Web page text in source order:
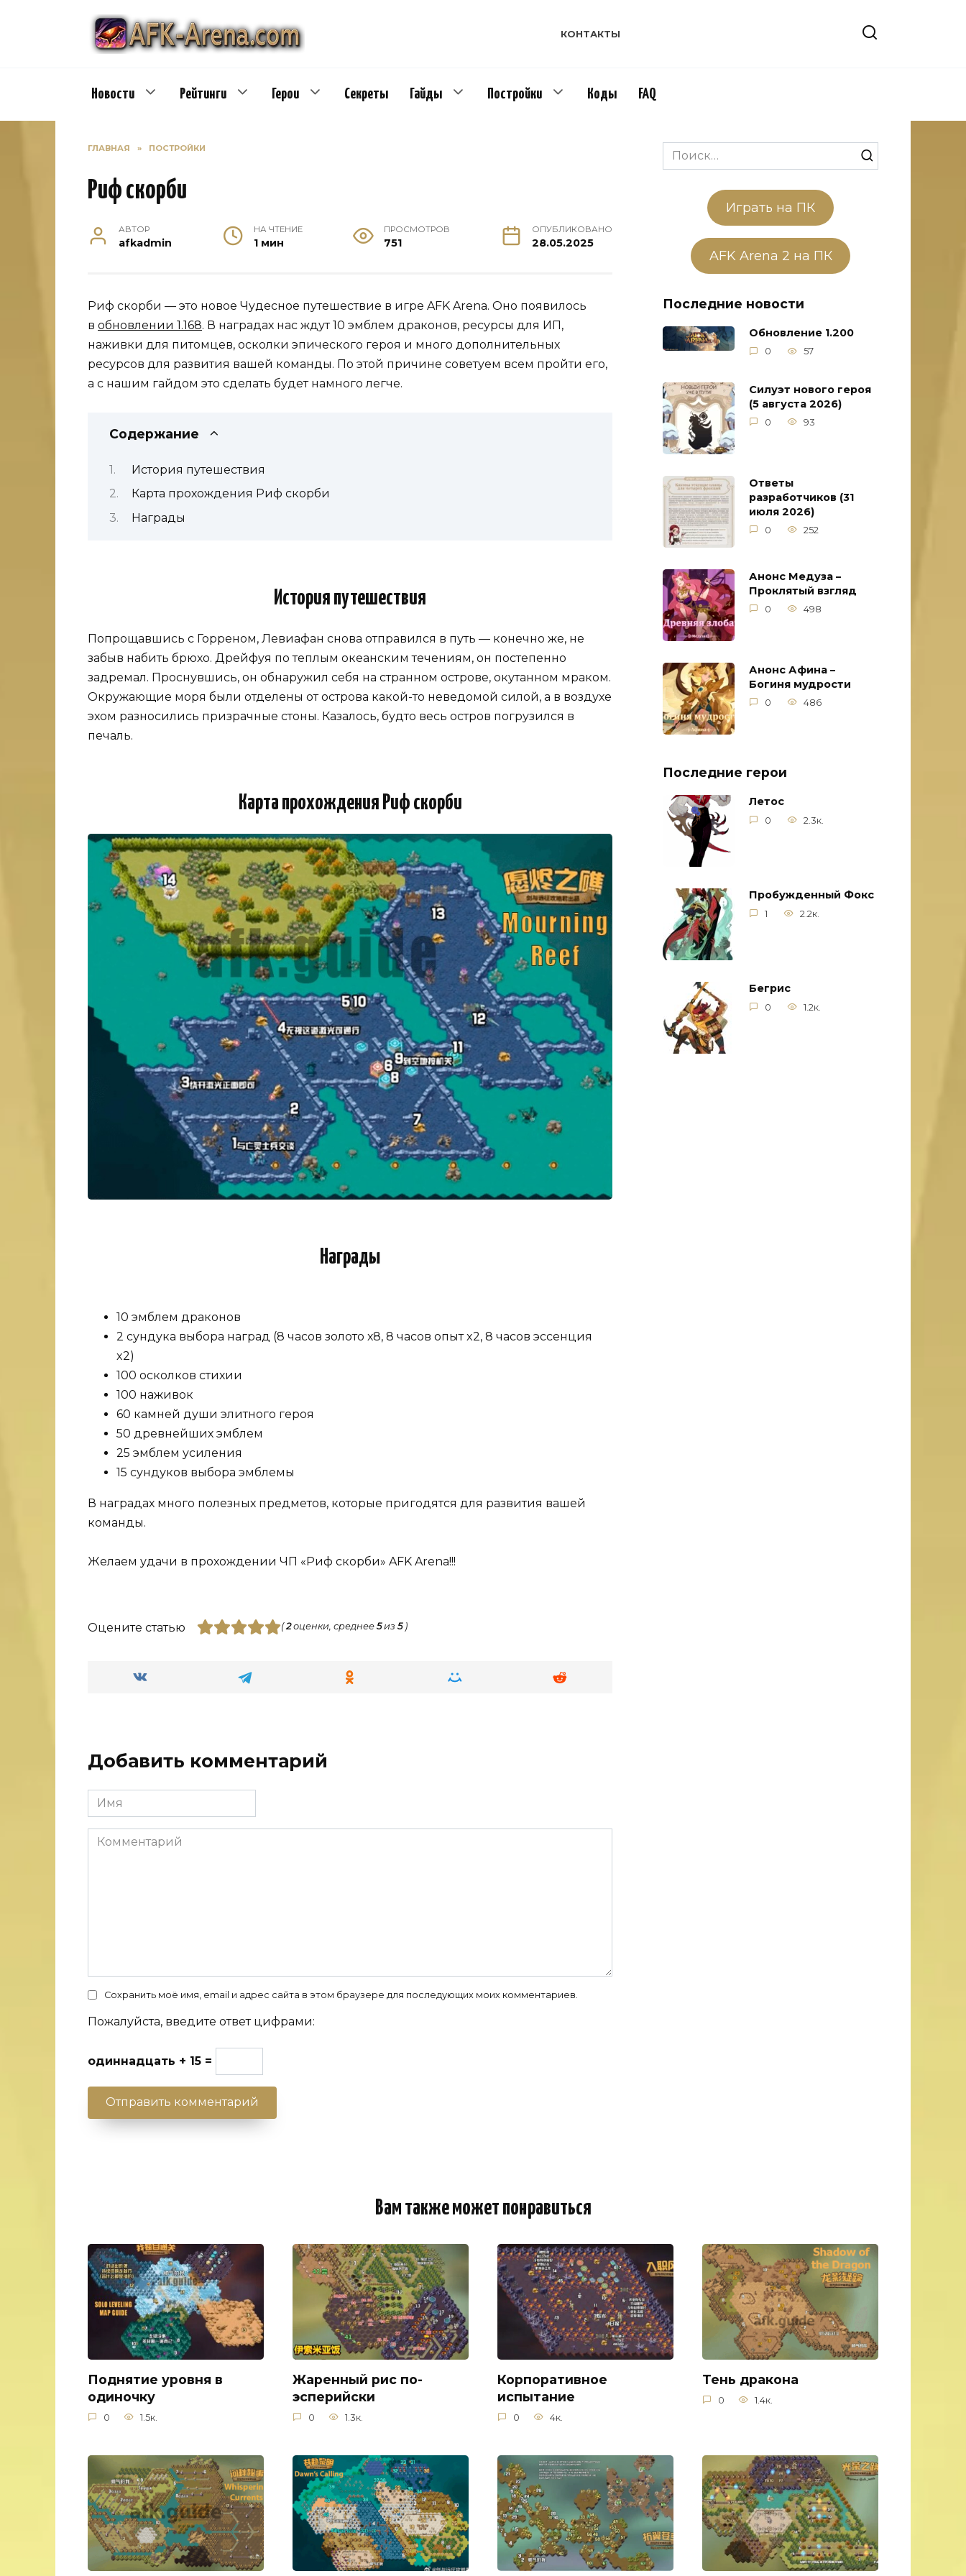
КОНТАКТЫ
Новости Рейтинги Герои Секреты Гайды Постройки Коды FAQ
ГЛАВНАЯ » ПОСТРОЙКИ
Риф скорби
АВТОР
afkadmin
НА ЧТЕНИЕ
1 мин
ПРОСМОТРОВ
751
ОПУБЛИКОВАНО
28.05.2025
Риф скорби — это новое Чудесное путешествие в игре AFK Arena. Оно появилось
в обновлении 1.168. В наградах нас ждут 10 эмблем драконов, ресурсы для ИП,
наживки для питомцев, осколки эпического героя и много дополнительных
ресурсов для развития вашей команды. По этой причине советуем всем пройти его,
а с нашим гайдом это сделать будет намного легче.
Содержание
История путешествия
Карта прохождения Риф скорби
Награды
История путешествия
Попрощавшись с Горреном, Левиафан снова отправился в путь — конечно же, не
забыв набить брюхо. Дрейфуя по теплым океанским течениям, он постепенно
задремал. Проснувшись, он обнаружил себя на странном острове, окутанном мраком.
Окружающие моря были отделены от острова какой-то неведомой силой, а в воздухе
эхом разносились призрачные стоны. Казалось, будто весь остров погрузился в
печаль.
Карта прохождения Риф скорби
Награды
10 эмблем драконов
2 сундука выбора наград (8 часов золото х8, 8 часов опыт x2, 8 часов эссенция
x2)
100 осколков стихии
100 наживок
60 камней души элитного героя
50 древнейших эмблем
25 эмблем усиления
15 сундуков выбора эмблемы
В наградах много полезных предметов, которые пригодятся для развития вашей
команды.
Желаем удачи в прохождении ЧП «Риф скорби» AFK Arena!!!
Оцените статью (2оценки, среднее 5из 5)
Добавить комментарий
Имя
Комментарий
Сохранить моё имя, email и адрес сайта в этом браузере для последующих моих комментариев.
Пожалуйста, введите ответ цифрами:
одиннадцать + 15 =
Search
for:
Играть на ПК
AFK Arena 2 на ПК
Последние новости
Обновление 1.200
0 57
Силуэт нового героя
(5 августа 2026)
0 93
Ответы
разработчиков (31
июля 2026)
0 252
Анонс Медуза –
Проклятый взгляд
0 498
Анонс Афина –
Богиня мудрости
0 486
Последние герои
Летос
0 2.3к.
Пробужденный Фокс
1 2.2к.
Бегрис
0 1.2к.
Вам также может понравиться
Поднятие уровня в
одиночку
0 1.5к.
Жаренный рис по-
эсперийски
0 1.3к.
Корпоративное
испытание
0 4к.
Тень дракона
0 1.4к.